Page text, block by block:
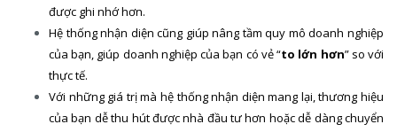
được ghi nhớ hơn.
Hệ thống nhận diện cũng giúp nâng tầm quy mô doanh nghiệp
của bạn, giúp doanh nghiệp của bạn có vẻ “to lớn hơn” so với
thực tế.
Với những giá trị mà hệ thống nhận diện mang lại, thương hiệu
của bạn dễ thu hút được nhà đầu tư hơn hoặc dễ dàng chuyển